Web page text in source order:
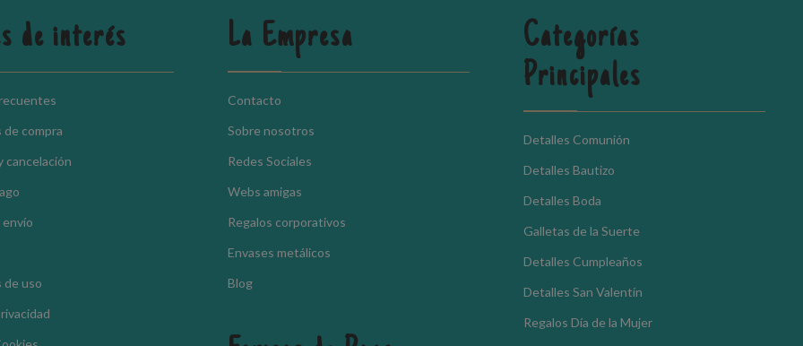
de interés
de compra
cancelación
de uso
La Empresa
Contacto
Sobre nosotros
Redes Sociales
Webs amigas
Regalos corporativos
Envases metálicos
Blog
Categorías
Principales
Detalles Comunión
Detalles Bautizo
Detalles Boda
Galletas de la Suerte
Detalles Cumpleaños
Detalles San Valentín
Regalos Día de la Mujer